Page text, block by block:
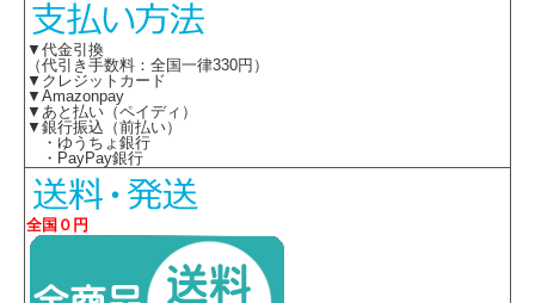
・素材 ：ポリエステル100%
▼代金引換
（代引き手数料：全国一律330円）
▼クレジットカード
▼Amazonpay
▼あと払い（ペイディ）
▼銀行振込（前払い）
・ゆうちょ銀行
・PayPay銀行
全国０円